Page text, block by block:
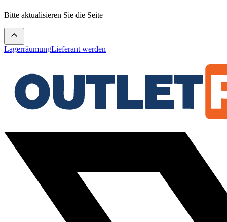
Bitte aktualisieren Sie die Seite
LagerräumungLieferant werden